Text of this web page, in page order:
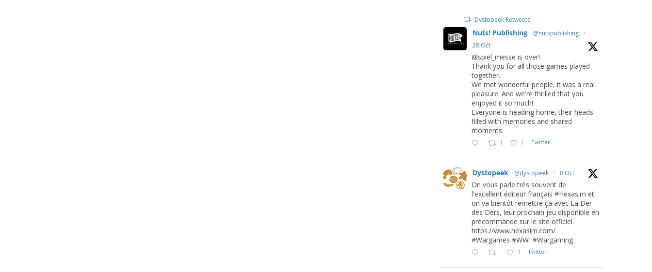
Dystopeek Retweeté
Nuts! Publishing @nutspublishing
·
28 Oct
@spiel_messe is over!
Thank you for all those games played
together.
We met wonderful people, it was a real
pleasure. And we're thrilled that you
enjoyed it so much!
Everyone is heading home, their heads
filled with memories and shared
moments.
1 1 Twitter
Dystopeek @dystopeek · 8 Oct
On vous parle très souvent de
l'excellent éditeur français #Hexasim et
on va bientôt remettre ça avec La Der
des Ders, leur prochain jeu disponible en
précommande sur le site officiel.
https://www.hexasim.com/
#Wargames #WWI #Wargaming
1 Twitter